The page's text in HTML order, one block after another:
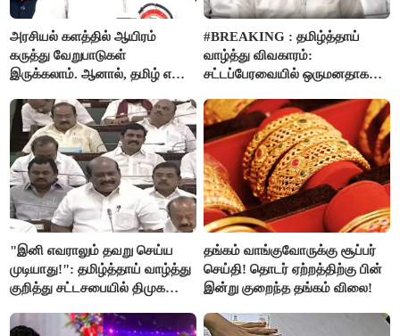
அரசியல் களத்தில் ஆயிரம்
கருத்து வேறுபாடுகள்
இருக்கலாம். ஆனால், தமிழ் என்று
தமிழர்கள் - எடப்பாடி பழனிசாமி..!
#BREAKING : தமிழ்த்தாய்
வாழ்த்து விவகாரம்:
சட்டப்பேரவையில் ஒருமனதாக
"இனி எவராலும் தவறு செய்ய
முடியாது!": தமிழ்த்தாய் வாழ்த்து
குறித்து சட்டசபையில் திமுக
தங்கம் வாங்குவோருக்கு சூப்பர்
செய்தி! தொடர் ஏற்றத்திற்கு பின்
இன்று குறைந்த தங்கம் விலை!